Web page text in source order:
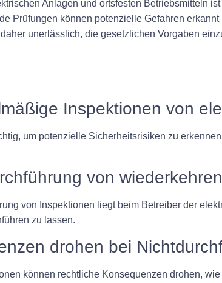
Anlagen und ortsfesten Betriebsmitteln
Prüfungen können potenzielle Gefahren
unerlässlich, die gesetzlichen Vorgaben
Inspektionen von
um potenzielle Sicherheitsrisiken zu
von
von Inspektionen liegt beim Betreiber der
zu lassen.
drohen bei
können rechtliche Konsequenzen drohen,